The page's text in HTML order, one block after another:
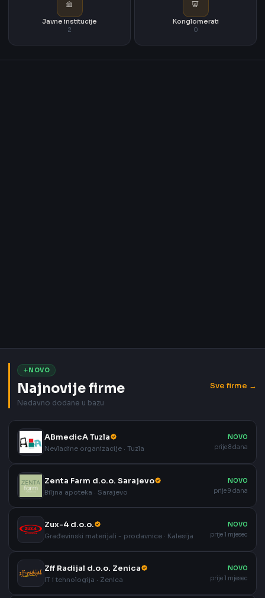
Javne institucije
2
Konglomerati
0
NOVO
Najnovije firme
Nedavno dodane u bazu
Sve firme →
ABmedicA Tuzla
Nevladine organizacije · Tuzla
NOVO
prije 8 dana
Zenta Farm d.o.o. Sarajevo
Biljna apoteka · Sarajevo
NOVO
prije 9 dana
Zux-4 d.o.o.
Građevinski materijali - prodavnice · Kalesija
NOVO
prije 1 mjesec
Zff Radijal d.o.o. Zenica
IT i tehnologija · Zenica
NOVO
prije 1 mjesec